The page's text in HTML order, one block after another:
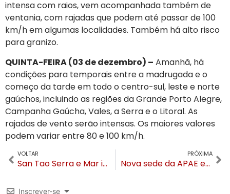
intensa com raios, vem acompanhada também de
ventania, com rajadas que podem até passar de 100
km/h em algumas localidades. Também há alto risco
para granizo.
QUINTA-FEIRA (03 de dezembro) – Amanhã, há
condições para temporais entre a madrugada e o
começo da tarde em todo o centro-sul, leste e norte
gaúchos, incluindo as regiões da Grande Porto Alegre,
Campanha Gaúcha, Vales, a Serra e o Litoral. As
rajadas de vento serão intensas. Os maiores valores
podem variar entre 80 e 100 km/h.
VOLTAR
San Tao Serra e Mar inaugura na Borges de Medeiros com o melhor em frutos do mar
PRÓXIMA
Nova sede da APAE em Gramado será sustentável e terá energia solar
Inscrever-se